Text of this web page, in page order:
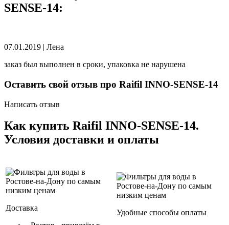
SENSE-14:
07.01.2019 | Лена
заказ был выполнен в сроки, упаковка не нарушена
Оставить свой отзыв про Raifil INNO-SENSE-14
Написать отзыв
Как купить Raifil INNO-SENSE-14.
Условия доставки и оплаты
Доставка
Удобные способы оплаты